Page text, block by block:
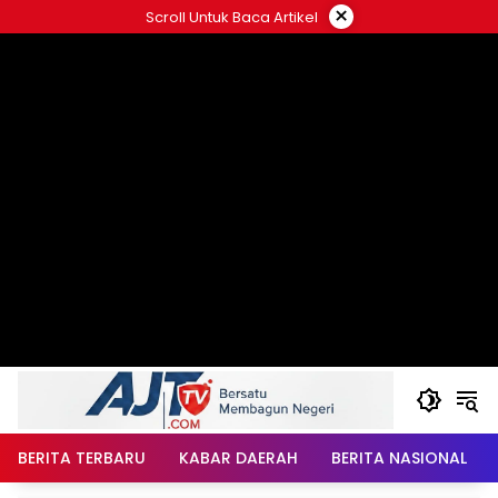
ke
Scroll Untuk Baca Artikel ×
BERITA TERBARU KABAR DAERAH BERITA NASIONAL